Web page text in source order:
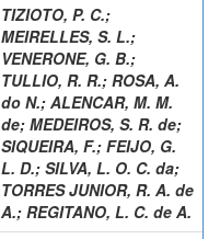
TIZIOTO, P. C.;
MEIRELLES, S. L.;
VENERONE, G. B.;
TULLIO, R. R.; ROSA, A.
do N.; ALENCAR, M. M.
de; MEDEIROS, S. R. de;
SIQUEIRA, F.; FEIJO, G.
L. D.; SILVA, L. O. C. da;
TORRES JUNIOR, R. A. de
A.; REGITANO, L. C. de A.